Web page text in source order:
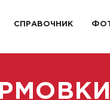
СПРАВОЧНИК